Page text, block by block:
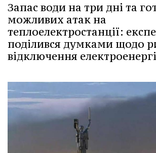
Запас води на три дні та
можливих атак на
теплоелектростанції:
поділився думками щодо
відключення